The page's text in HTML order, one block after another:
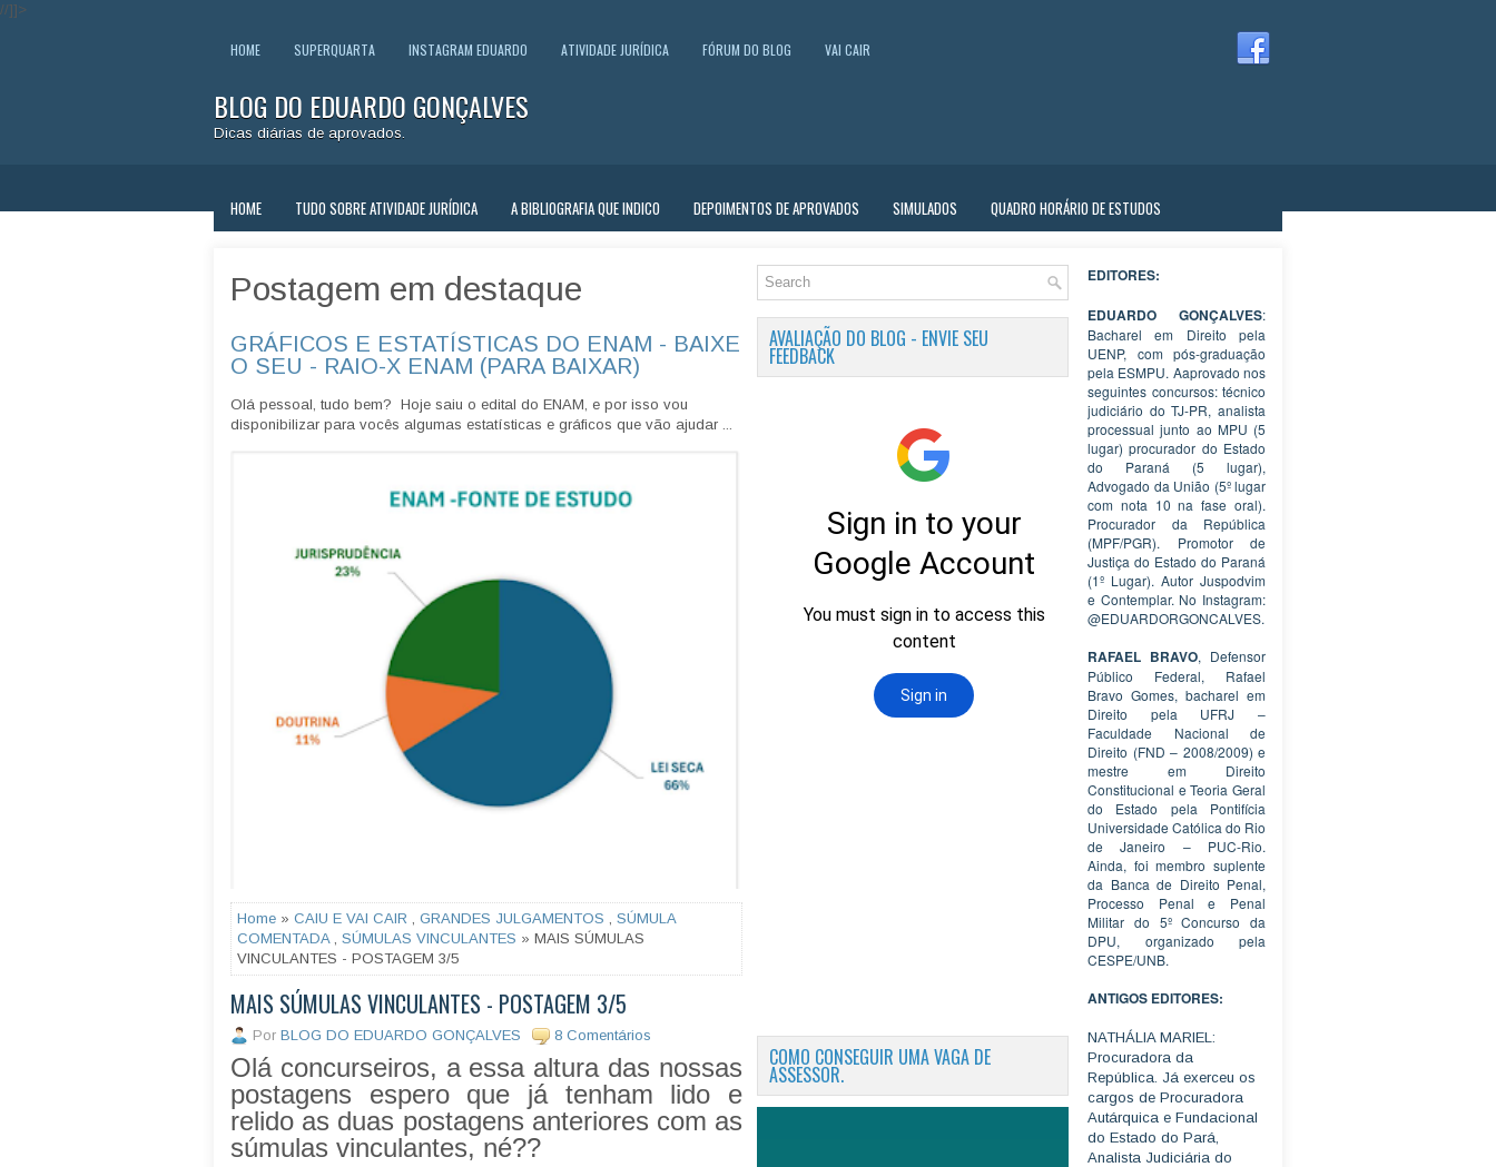
//]]>
HOME SUPERQUARTA INSTAGRAM EDUARDO ATIVIDADE JURÍDICA FÓRUM DO BLOG VAI CAIR
BLOG DO EDUARDO GONÇALVES
Dicas diárias de aprovados.
HOME TUDO SOBRE ATIVIDADE JURÍDICA A BIBLIOGRAFIA QUE INDICO DEPOIMENTOS DE APROVADOS SIMULADOS QUADRO HORÁRIO DE ESTUDOS
Postagem em destaque
GRÁFICOS E ESTATÍSTICAS DO ENAM - BAIXE
O SEU - RAIO-X ENAM (PARA BAIXAR)
Olá pessoal, tudo bem? Hoje saiu o edital do ENAM, e por isso vou
disponibilizar para vocês algumas estatísticas e gráficos que vão ajudar ...
Home » CAIU E VAI CAIR , GRANDES JULGAMENTOS , SÚMULA
COMENTADA, SÚMULAS VINCULANTES » MAIS SÚMULAS
VINCULANTES - POSTAGEM 3/5
MAIS SÚMULAS VINCULANTES - POSTAGEM 3/5
Por BLOG DO EDUARDO GONÇALVES 8 Comentários
Olá concurseiros, a essa altura das nossas
postagens espero que já tenham lido e
relido as duas postagens anteriores com as
súmulas vinculantes, né??
AVALIAÇÃO DO BLOG - ENVIE SEU
FEEDBACK
COMO CONSEGUIR UMA VAGA DE
ASSESSOR.
EDITORES:
EDUARDO GONÇALVES:
Bacharel em Direito pela
UENP, com pós-graduação
pela ESMPU. Aaprovado nos
seguintes concursos: técnico
judiciário do TJ-PR, analista
processual junto ao MPU (5
lugar) procurador do Estado
do Paraná (5 lugar),
Advogado da União (5º lugar
com nota 10 na fase oral).
Procurador da República
(MPF/PGR). Promotor de
Justiça do Estado do Paraná
(1º Lugar). Autor Juspodvim
e Contemplar. No Instagram:
@EDUARDORGONCALVES.
RAFAEL BRAVO, Defensor
Público Federal, Rafael
Bravo Gomes, bacharel em
Direito pela UFRJ –
Faculdade Nacional de
Direito (FND – 2008/2009) e
mestre em Direito
Constitucional e Teoria Geral
do Estado pela Pontifícia
Universidade Católica do Rio
de Janeiro – PUC-Rio.
Ainda, foi membro suplente
da Banca de Direito Penal,
Processo Penal e Penal
Militar do 5º Concurso da
DPU, organizado pela
CESPE/UNB.
ANTIGOS EDITORES:
NATHÁLIA MARIEL:
Procuradora da
República. Já exerceu os
cargos de Procuradora
Autárquica e Fundacional
do Estado do Pará,
Analista Judiciária do